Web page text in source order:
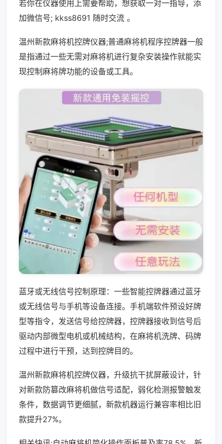
若你在仪器使用上需要帮助，想获取一对一指导，添
加微信号; kkss8691 随时交流 。
温州新款麻将机控牌仪器;普通麻将机程序控牌器一般
是指通过一些无需对麻将机进行复杂安装操作就能实
现控制麻将牌功能的设备或工具。
蓝牙或无线信号控制原理：一些智能控牌器通过蓝牙
或无线信号与手机等设备连接。手机端软件预设好牌
型等指令，发送信号给控牌器，控牌器接收到信号后
驱动内部微型电机或机械结构，在麻将机洗牌、码牌
过程中进行干预，达到控牌目的。
温州新款麻将机控牌仪器，升级抗干扰屏蔽设计，针
对新款防篡改麻将机做信号适配，弱化检测报警触发
条件，数据调节更细腻，新款机器运行兼容率相比旧
款提升27%。